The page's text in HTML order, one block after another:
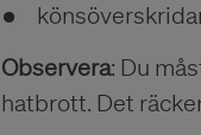
Observera: Du
hatbrott. Det